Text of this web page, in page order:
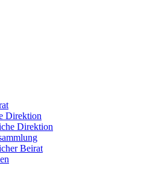
Direktion
Direktion
Beirat